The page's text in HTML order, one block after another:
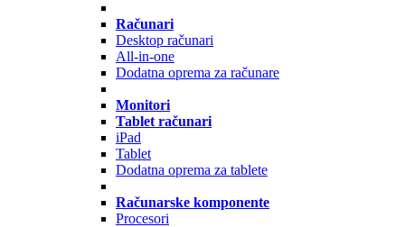
Računari
Desktop računari
All-in-one
Dodatna oprema za računare
Monitori
Tablet računari
iPad
Tablet
Dodatna oprema za tablete
Računarske komponente
Procesori